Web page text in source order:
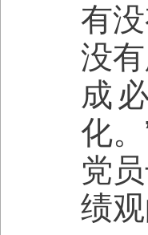
有
没
成
化
党
绩观